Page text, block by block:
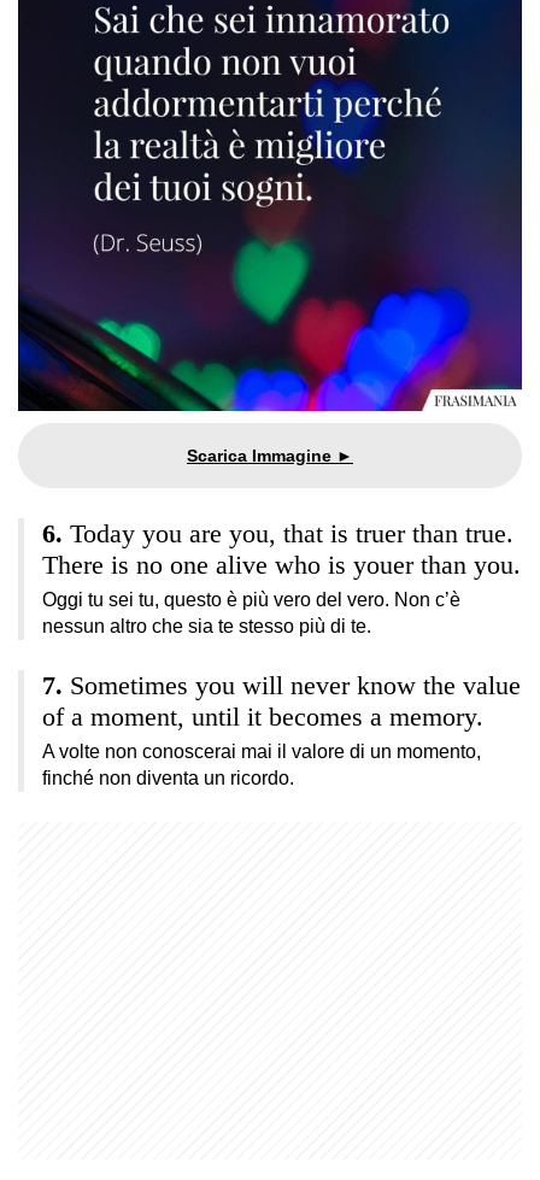
Today you are you, that is truer than true.
There is no one alive who is youer than you.
Oggi tu sei tu, questo è più vero del vero. Non c’è
nessun altro che sia te stesso più di te.
Sometimes you will never know the value
of a moment, until it becomes a memory.
A volte non conoscerai mai il valore di un momento,
finché non diventa un ricordo.